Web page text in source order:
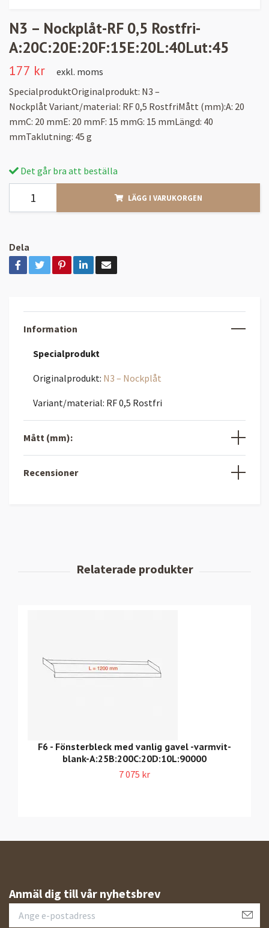
N3 – Nockplåt-RF 0,5 Rostfri-
A:20C:20E:20F:15E:20L:40Lut:45
177 kr
exkl. moms
SpecialproduktOriginalprodukt: N3 –
Nockplåt Variant/material: RF 0,5 RostfriMått (mm):A: 20
mmC: 20 mmE: 20 mmF: 15 mmG: 15 mmLängd: 40
mmTaklutning: 45 g
Det går bra att beställa
LÄGG I VARUKORGEN
Dela
Information
Specialprodukt
Originalprodukt: N3 – Nockplåt
Variant/material: RF 0,5 Rostfri
Mått (mm):
Recensioner
F6 - Fönsterbleck med vanlig gavel -varmvit-
blank-A:25B:200C:20D:10L:90000
7 075 kr
Anmäl dig till vår nyhetsbrev